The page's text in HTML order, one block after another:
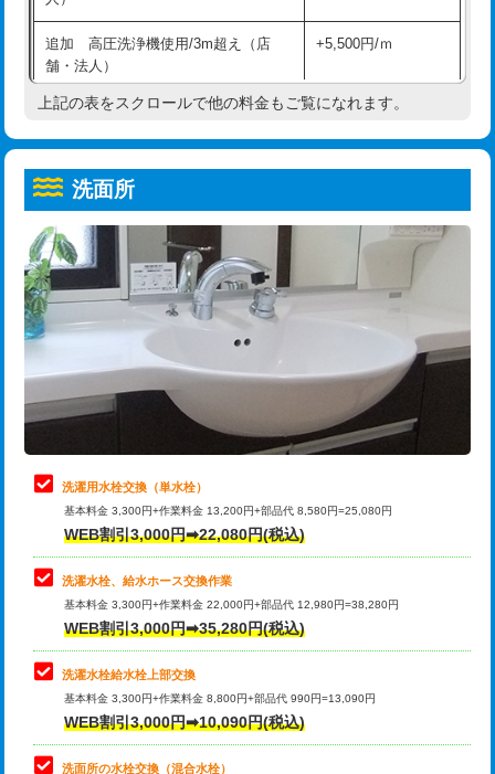
コンクリート斫り（厚さ10㎝超え）
モルタル補修（厚さ10㎝まで） 27,500円
モルタル補修（厚さ10㎝超え） 38,500円
洗面台設置 38,500円
追加人工
廃棄・処分 現場見積
※給水管工事は20mmまでの価格です。
給水管工事※（ホール加工)
給水管工事※（バンド止め) 3,300円
給水管工事※（支持金具設置) 5,500円
給水管工事※（保温材使用（バンド止
め込み）)
5,500円
給水管工事※（土の掘削・埋め戻し作
業)
11,000円
給水管工事※（塩ビ管（VP・HI）使
用/3ｍまで)
33,000円
給水管工事※（塩ビ管（VP・HI）使
用（追加）/3ｍ超え)
給水管工事※（ライニング鋼管・銅
管・ポリ管・HT管使用/3ｍまで)
44,000円
給水管工事※（ライニング鋼管・銅
管・ポリ管・HT管使用/3ｍ超え)
排水管工事（土の掘削・埋め戻し作
業）
排水管工事（排水管工事/3ｍまで） 55,000円
排水管工事（追加 排水管工事/3ｍ超
え）
マス交換（土の掘削・埋め戻し作業）
追加 高圧洗浄機使用/3m超え（店
舗・法人）
+5,500円/ｍ
高度高圧洗浄換 現地調査
トーラー機使用/3mまで
追加トーラー機使用/3m超え +3,300円
カメラ調査 33,000円
桝清掃
止水・漏水調査・防水処理・清掃・修
理・調整・分解・加工など（軽作業）
11,000円
止水・漏水調査・防水処理・清掃・修
理・調整・分解・加工など（中作業）
22,000円
止水・漏水調査・防水処理・清掃・修
理・調整・分解・加工など（重作業）
33,000円
キッチンタンク脱着
その他部品の脱着
交換・取付（タンク）
交換・取付(単水栓（壁付・デッキ
式）)
上記の表をスクロールで他の料金もご覧になれます。
洗面所
洗濯用水栓交換（単水栓）
基本料金 3,300円+作業料金 13,200円+部品代 8,580円=25,080円
WEB割引3,000円➡22,080円(税込)
洗濯水栓、給水ホース交換作業
基本料金 3,300円+作業料金 22,000円+部品代 12,980円=38,280円
WEB割引3,000円➡35,280円(税込)
洗濯水栓給水栓上部交換
基本料金 3,300円+作業料金 8,800円+部品代 990円=13,090円
WEB割引3,000円➡10,090円(税込)
洗面所の水栓交換（混合水栓）